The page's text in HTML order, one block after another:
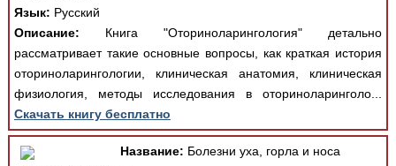
Язык: Русский
Описание: Книга "Оториноларингология" детально
рассматривает такие основные вопросы, как краткая история
оториноларингологии, клиническая анатомия, клиническая
физиология, методы исследования в оториноларинголо...
Скачать книгу бесплатно
Название: Болезни уха, горла и носа